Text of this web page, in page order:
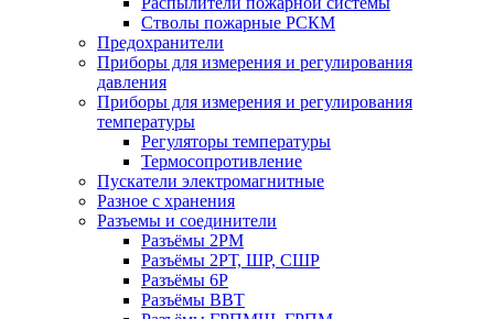
Стволы пожарные РСКМ
Предохранители
Приборы для измерения и регулирования
давления
Приборы для измерения и регулирования
температуры
Регуляторы температуры
Термосопротивление
Пускатели электромагнитные
Разное с хранения
Разъемы и соединители
Разъёмы 2РМ
Разъёмы 2РТ, ШР, СШР
Разъёмы 6Р
Разъёмы ВВТ